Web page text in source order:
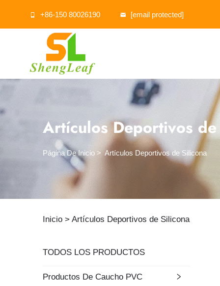
+86-150 80026190 [email protected]
Artículos Deportivos
Página De Inicio> Artículos Deportivos de Silicona
Inicio > Artículos Deportivos de Silicona
TODOS LOS PRODUCTOS
Productos De Caucho PVC